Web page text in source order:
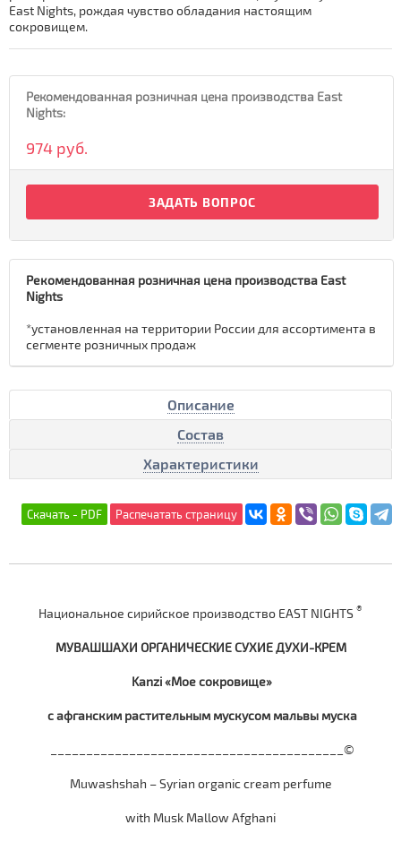
East Nights, рождая чувство обладания настоящим
сокровищем.
Рекомендованная розничная цена производства East
Nights:
974 руб.
ЗАДАТЬ ВОПРОС
Рекомендованная розничная цена производства East
Nights
*установленная на территории России для ассортимента в
сегменте розничных продаж
Описание
Состав
Характеристики
Национальное сирийское производство EAST NIGHTS ®
МУВАШШАХИ ОРГАНИЧЕСКИЕ СУХИЕ ДУХИ-КРЕМ
Kanzi «Мое сокровище»
c афганским растительным мускусом мальвы муска
_________________________________________©
Muwashshah – Syrian organic cream perfume
with Musk Mallow Afghani